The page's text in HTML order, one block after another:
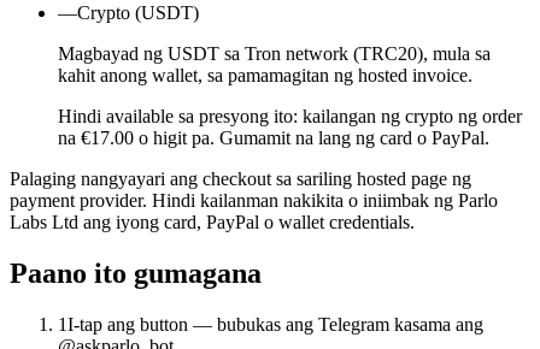
—Crypto (USDT)
Magbayad ng USDT sa Tron network (TRC20), mula sa
kahit anong wallet, sa pamamagitan ng hosted invoice.
Hindi available sa presyong ito: kailangan ng crypto ng order
na €17.00 o higit pa. Gumamit na lang ng card o PayPal.
Palaging nangyayari ang checkout sa sariling hosted page ng
payment provider. Hindi kailanman nakikita o iniimbak ng Parlo
Labs Ltd ang iyong card, PayPal o wallet credentials.
Paano ito gumagana
1I-tap ang button — bubukas ang Telegram kasama ang